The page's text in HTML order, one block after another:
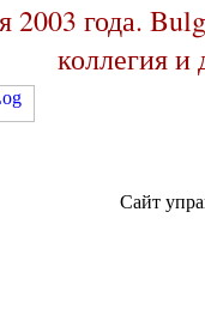
2003 года.
коллегия
Сайт